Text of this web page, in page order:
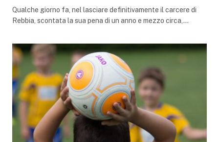
Qualche giorno fa, nel lasciare definitivamente il carcere di
Rebbia, scontata la sua pena di un anno e mezzo circa,…